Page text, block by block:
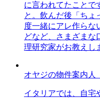
に言われてたことで
と。飲んだ後「ちょ
度一緒にアレ作らな
どなど、さまざまな
理研究家がお教えし
オヤジの物件案内人
イタリアでは、自宅